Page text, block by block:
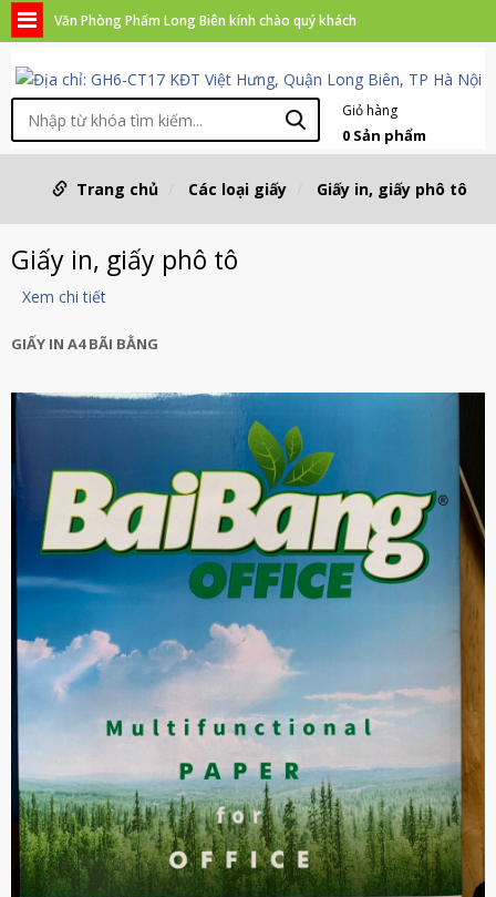
Văn Phòng Phẩm Long Biên kính chào quý khách
Giỏ hàng
0 Sản phẩm
Trang chủ Các loại giấy Giấy in, giấy phô tô
Giấy in, giấy phô tô
Xem chi tiết
GIẤY IN A4 BÃI BẰNG